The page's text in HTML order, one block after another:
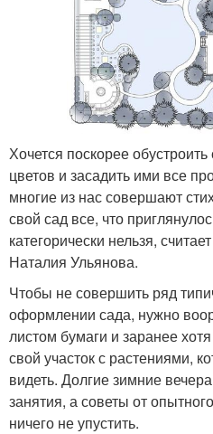
Хочется поскорее
цветов и засадить ими все
многие из нас совершают
свой сад все, что
категорически нельзя,
Наталия Ульянова.
Чтобы не совершить ряд
оформлении сада, нужно
листом бумаги и заранее
свой участок с растениями,
видеть. Долгие зимние
занятия, а советы от
ничего не упустить.